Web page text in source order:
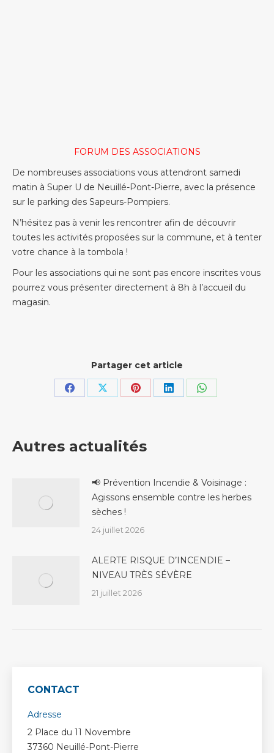
FORUM DES ASSOCIATIONS
De nombreuses associations vous attendront samedi
matin à Super U de Neuillé-Pont-Pierre, avec la présence
sur le parking des Sapeurs-Pompiers.
N’hésitez pas à venir les rencontrer afin de découvrir
toutes les activités proposées sur la commune, et à tenter
votre chance à la tombola !
Pour les associations qui ne sont pas encore inscrites vous
pourrez vous présenter directement à 8h à l’accueil du
magasin.
Partager cet article
PartagerPartagerPartagerPartagerPartager
Autres actualités
📢 Prévention Incendie & Voisinage :
Agissons ensemble contre les herbes
sèches !
24 juillet 2026
ALERTE RISQUE D’INCENDIE –
NIVEAU TRÈS SÉVÈRE
21 juillet 2026
CONTACT
Adresse
2 Place du 11 Novembre
37360 Neuillé-Pont-Pierre